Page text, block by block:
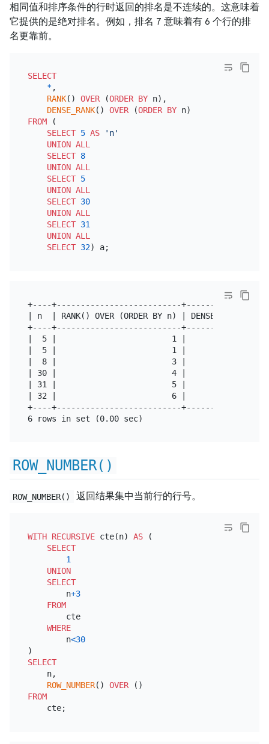
相同值和排序条件的行时返回的排名是不连续的。这意味着
它提供的是绝对排名。例如，排名 7 意味着有 6 个行的排
名更靠前。
SELECT
*,
RANK() OVER (ORDER BY n),
DENSE_RANK() OVER (ORDER BY
FROM (
SELECT 5 AS
'n'
UNION ALL
SELECT 8
UNION ALL
SELECT 5
UNION ALL
SELECT 30
UNION ALL
SELECT 31
UNION ALL
SELECT 32
+----+--------------------------
| n  | RANK() OVER (ORDER BY n) | DENSE_RANK()
+----+--------------------------
|  5 |                        1 |
|  5 |                        1 |
|  8 |                        3 |
| 30 |                        4 |
| 31 |                        5 |
| 32 |                        6 |
+----+--------------------------
ROW_NUMBER()
ROW_NUMBER() 返回结果集中当前行的行号。
WITH RECURSIVE cte(n) AS (
SELECT
1
UNION
SELECT
        n
+3
FROM
        cte
WHERE
        n
<30
SELECT
    n,
ROW_NUMBER() OVER
FROM